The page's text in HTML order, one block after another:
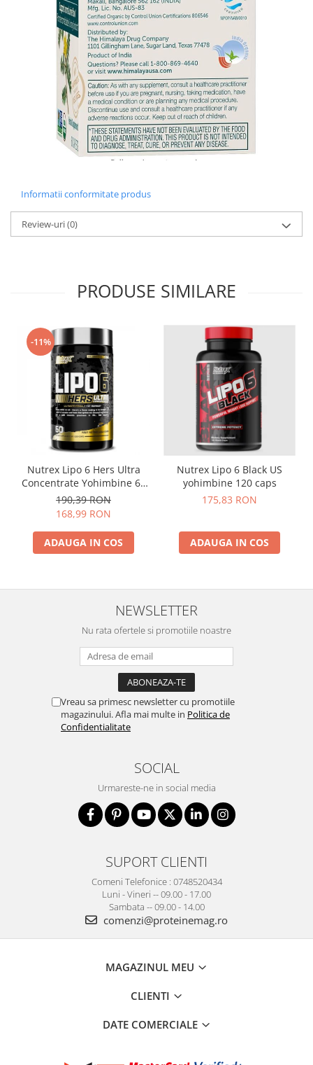
Informatii conformitate produs
Review-uri(0)
PRODUSE SIMILARE
-11%
Nutrex Lipo 6 Hers Ultra
Concentrate Yohimbine 60
caps
190,39 RON
168,99 RON
ADAUGA IN COS
Nutrex Lipo 6 Black US
yohimbine 120 caps
175,83 RON
ADAUGA IN COS
NEWSLETTER
Nu rata ofertele si promotiile noastre
Vreau sa primesc newsletter cu promotiile
magazinului. Afla mai multe in Politica de
Confidentialitate
SOCIAL
Urmareste-ne in social media
SUPORT CLIENTI
Comeni Telefonice : 0748520434
Luni - Vineri -- 09.00 - 17.00
Sambata -- 09.00 - 14.00
comenzi@proteinemag.ro
MAGAZINUL MEU
CLIENTI
DATE COMERCIALE